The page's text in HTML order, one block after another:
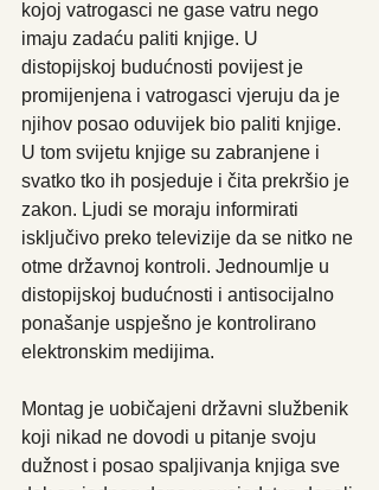
kojoj vatrogasci ne gase vatru nego
imaju zadaću paliti knjige. U
distopijskoj budućnosti povijest je
promijenjena i vatrogasci vjeruju da je
njihov posao oduvijek bio paliti knjige.
U tom svijetu knjige su zabranjene i
svatko tko ih posjeduje i čita prekršio je
zakon. Ljudi se moraju informirati
isključivo preko televizije da se nitko ne
otme državnoj kontroli. Jednoumlje u
distopijskoj budućnosti i antisocijalno
ponašanje uspješno je kontrolirano
elektronskim medijima.
Montag je uobičajeni državni službenik
koji nikad ne dovodi u pitanje svoju
dužnost i posao spaljivanja knjiga sve